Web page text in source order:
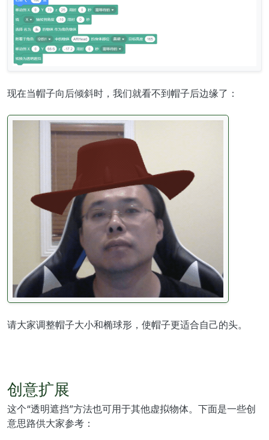
现在当帽子向后倾斜时，我们就看不到帽子后边缘了：
请大家调整帽子大小和椭球形，使帽子更适合自己的头。
创意扩展
这个“透明遮挡”方法也可用于其他虚拟物体。下面是一些创
意思路供大家参考：